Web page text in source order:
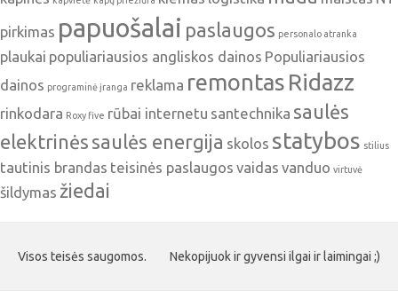
pirkimas papuošalai paslaugos personalo atranka
plaukai populiariausios angliskos dainos Populiariausios
dainos programinė įranga reklama remontas Ridazz
rinkodara Roxy five rūbai internetu santechnika saulės
elektrinės saulės energija skolos statybos stilius
tautinis brandas teisinės paslaugos vaidas vanduo virtuvė
šildymas žiedai
Visos teisės saugomos. Nekopijuok ir gyvensi ilgai ir laimingai ;)